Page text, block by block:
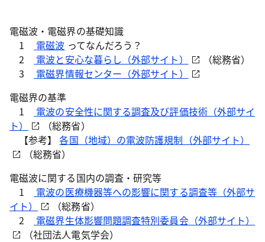
電磁波・電磁界の基礎知識
1
電磁波 ってなんだろう？
2
電波と安心な暮らし（外部サイト）
（総務省）
3
電磁界情報センター（外部サイト）
電磁界の基準
1
電波の安全性に関する調査及び評価技術（外部サイ
ト）
（総務省）
【参考】各国（地域）の電波防護規制（外部サイト）
（総務省）
電磁波に関する国内の調査・研究等
1
電波の医療機器等への影響に関する調査等（外部サ
イト）
（総務省）
2
電磁界生体影響問題調査特別委員会（外部サイト）
（社団法人電気学会）